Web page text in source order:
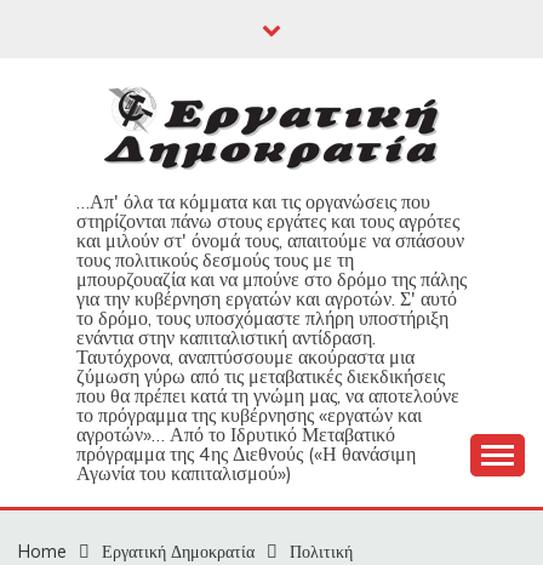
…Απ' όλα τα κόμματα και τις οργανώσεις που
στηρίζονται πάνω στους εργάτες και τους αγρότες
και μιλούν στ' όνομά τους, απαιτούμε να σπάσουν
τους πολιτικούς δεσμούς τους με τη
μπουρζουαζία και να μπούνε στο δρόμο της πάλης
για την κυβέρνηση εργατών και αγροτών. Σ' αυτό
το δρόμο, τους υποσχόμαστε πλήρη υποστήριξη
ενάντια στην καπιταλιστική αντίδραση.
Ταυτόχρονα, αναπτύσσουμε ακούραστα μια
ζύμωση γύρω από τις μεταβατικές διεκδικήσεις
που θα πρέπει κατά τη γνώμη μας, να αποτελούνε
το πρόγραμμα της κυβέρνησης «εργατών και
αγροτών»… Από το Ιδρυτικό Μεταβατικό
πρόγραμμα της 4ης Διεθνούς («Η θανάσιμη
Αγωνία του καπιταλισμού»)
Home Εργατική Δημοκρατία
Πολιτική